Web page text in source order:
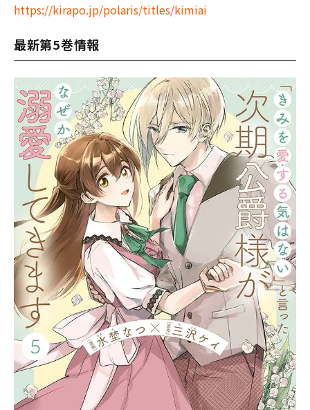
https://kirapo.jp/polaris/titles/kimiai
最新第5巻情報